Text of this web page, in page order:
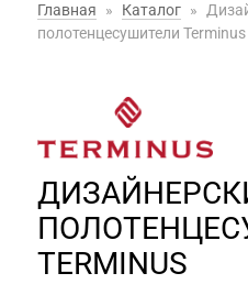
Главная » Каталог »
полотенцесушители Terminus
TERMINUS